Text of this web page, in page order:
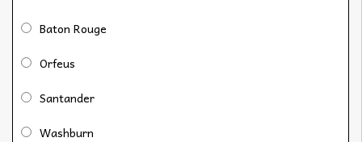
Baton Rouge
Orfeus
Santander
Washburn